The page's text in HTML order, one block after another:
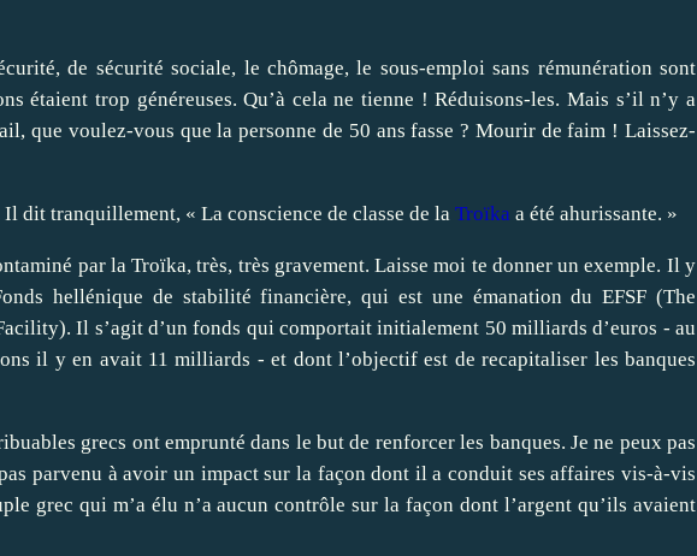
de sécurité sociale, le chômage, le sous-emploi sans rémunération sont
étaient trop généreuses. Qu’à cela ne tienne ! Réduisons-les. Mais s’il n’y a
que voulez-vous que la personne de 50 ans fasse ? Mourir de faim ! Laissez-
Il dit tranquillement, « La conscience de classe de la Troïka a été ahurissante. »
par la Troïka, très, très gravement. Laisse moi te donner un exemple. Il y
hellénique de stabilité financière, qui est une émanation du EFSF (The
Il s’agit d’un fonds qui comportait initialement 50 milliards d’euros - au
il y en avait 11 milliards - et dont l’objectif est de recapitaliser les banques
grecs ont emprunté dans le but de renforcer les banques. Je ne peux pas
parvenu à avoir un impact sur la façon dont il a conduit ses affaires vis-à-vis
grec qui m’a élu n’a aucun contrôle sur la façon dont l’argent qu’ils avaient